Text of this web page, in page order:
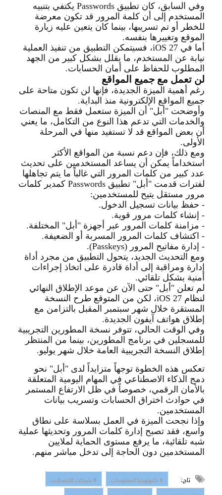
وفي السابق، كان تطبيق
يكتفي بتنبيه
المستخدم إلى أن كلمة المرور قد تكون معرضة
للخطر أو تم تسريبها، بينما كان يتعين عليه زيارة
الموقع وتغييرها بنفسه.
أما في
، فسيتمكن التطبيق من تنفيذ العملية
نيابة عن المستخدم، ما يقلل بشكل كبير من الجهد
المطلوب للحفاظ على أمان الحسابات.
لن تعمل مع جميع المواقع
رغم أهمية الميزة الجديدة، فإنها لن تكون متاحة على
جميع المواقع الإلكترونية منذ البداية.
وأوضحت "أبل" أن الميزة ستعمل فقط مع المنصات
والخدمات التي تدعم هذا النوع من التكامل، ما يعني
أن بعض المواقع قد لا تستفيد منها في المرحلة
الأولى.
ومع ذلك، فإن دعم نسبة من المواقع الأكثر
استخداماً يمكن أن يساعد المستخدمين على تحديث
عدد كبير من كلمات المرور التي غالباً ما يتم تجاهلها
لفترات قدمت "أبل" تطبيق
كمدير كلمات
مرور مستقل يتيح للمستخدمين:
- حفظ بيانات تسجيل الدخول.
- إنشاء كلمات مرور قوية.
- مزامنة كلمات المرور عبر أجهزة "أبل" المختلفة.
- اكتشاف كلمات المرور المسربة أو الضعيفة.
- إدارة مفاتيح المرور (Passkeys).
ومع التحديث الجديد، يتحول التطبيق من مجرد أداة
إدارة ومراقبة إلى أداة قادرة على اتخاذ إجراءات
أمنية بشكل تلقائي.
لم تعلن "أبل" حتى الآن عن موعد الإطلاق النهائي
لنظام
، لكن من المتوقع طرح النسخة
المستقرة خلال شهر سبتمبر المقبل بالتزامن مع
إطلاق هواتف آيفون الجديدة.
وفي الوقت الحالي، تتوفر نسخة المطورين التجريبية
للمسجلين في برنامج المطورين، بينما من المنتظر
إطلاق النسخة التجريبية العامة خلال شهر يوليو.
تعكس هذه الخطوة توجهاً متزايداً لدى "أبل" نحو
دمج الذكاء الاصطناعي في المهام اليومية المتعلقة
بالأمان الرقمي، خصوصاً في ظل الارتفاع المستمر
في حوادث اختراق الحسابات وتسريب بيانات
المستخدمين.
وإذا نجحت الميزة في العمل بسلاسة على نطاق
واسع، فقد تصبح إدارة كلمات المرور وتحديثها عملية
شبه تلقائية، ما يرفع مستوى الحماية لملايين
المستخدمين دون الحاجة إلى تدخل مباشر منهم.
تاج: # تكنولوجيا المعلومات
# شبكات الاتصالات